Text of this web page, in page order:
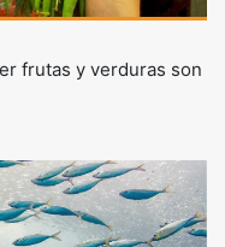
frutas y verduras son